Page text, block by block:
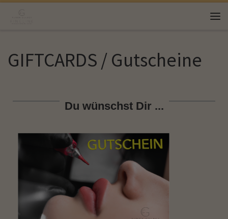
Zum Inhalt springen
GIFTCARDS / Gutscheine
Du wünschst Dir ...